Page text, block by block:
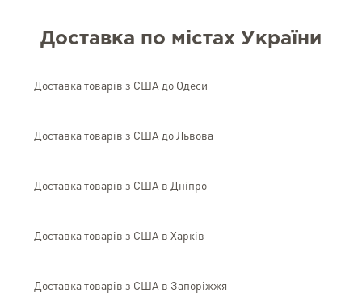
Доставка по містах України
Доставка товарів з США до Одеси
Доставка товарів з США до Львова
Доставка товарів з США в Дніпро
Доставка товарів з США в Харків
Доставка товарів з США в Запоріжжя